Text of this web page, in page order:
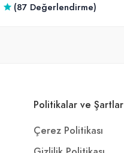
(87 Değerlendirme)
Politikalar ve Şartlar
Çerez Politikası